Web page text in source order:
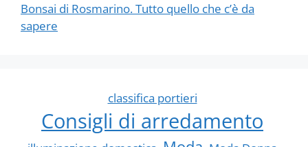
Bonsai di Rosmarino. Tutto quello che c’è da
sapere
classifica portieri
Consigli di arredamento